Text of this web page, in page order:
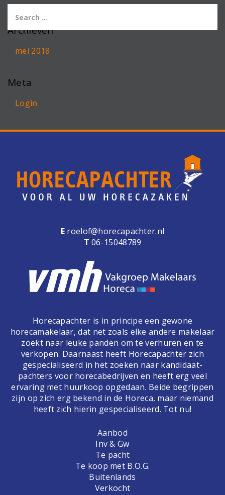
Archieven
mei 2018
Meta
Login
E roelof@horecapachter.nl
T 06-15048789
Horecapachter is in principe een gewone
horecamakelaar, dat net zoals elke andere makelaar
zoekt naar leuke panden om te verhuren en te
verkopen. Daarnaast heeft Horecapachter zich
gespecialiseerd in het zoeken naar kandidaat-
pachters voor horecabedrijven en heeft erg veel
ervaring met huurkoop opgedaan. Beide begrippen
zijn op zich erg bekend in de Horeca, maar niemand
heeft zich hierin gespecialiseerd. Tot nu!
Aanbod
Inv & Gw
Te pacht
Te koop met B.O.G.
Buitenlands
Verkocht